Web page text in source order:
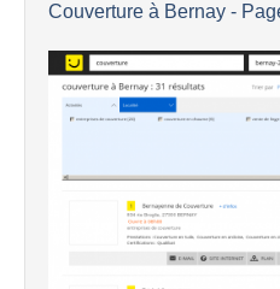
Couverture à Bernay -